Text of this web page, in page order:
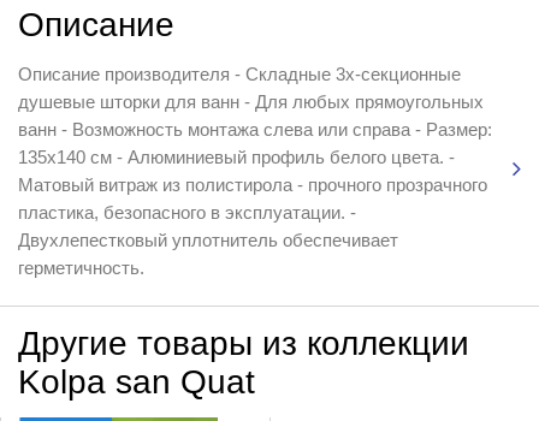
Описание
Описание производителя - Складные 3x-секционные
душевые шторки для ванн - Для любых прямоугольных
ванн - Возможность монтажа слева или справа - Размер:
135x140 см - Алюминиевый профиль белого цвета. -
Матовый витраж из полистирола - прочного прозрачного
пластика, безопасного в эксплуатации. -
Двухлепестковый уплотнитель обеспечивает
герметичность.
Другие товары из коллекции
Kolpa san Quat